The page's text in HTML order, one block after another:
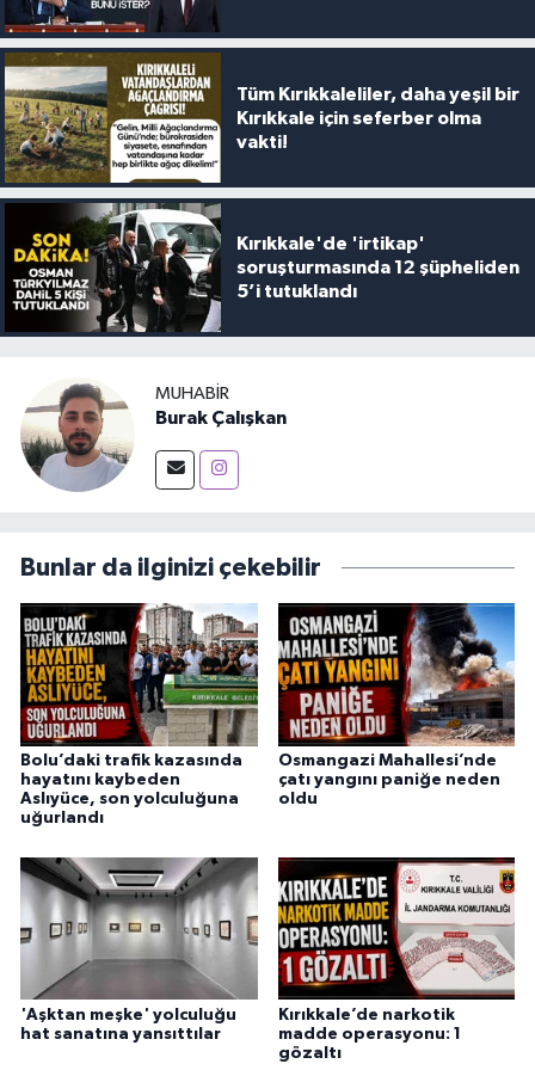
Tüm Kırıkkaleliler, daha yeşil bir
Kırıkkale için seferber olma
vakti!
Kırıkkale'de 'irtikap'
soruşturmasında 12 şüpheliden
5’i tutuklandı
MUHABIR
Burak Çalışkan
Bunlar da ilginizi çekebilir
Bolu’daki trafik kazasında
hayatını kaybeden
Aslıyüce, son yolculuğuna
uğurlandı
Osmangazi Mahallesi’nde
çatı yangını paniğe neden
oldu
'Aşktan meşke' yolculuğu
hat sanatına yansıttılar
Kırıkkale’de narkotik
madde operasyonu: 1
gözaltı